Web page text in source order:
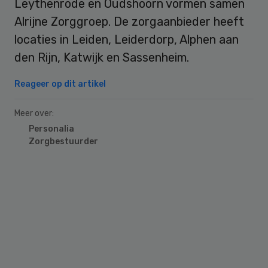
Leythenrode en Oudshoorn vormen samen
Alrijne Zorggroep. De zorgaanbieder heeft
locaties in Leiden, Leiderdorp, Alphen aan
den Rijn, Katwijk en Sassenheim.
Reageer op dit artikel
Meer over:
Personalia
Zorgbestuurder